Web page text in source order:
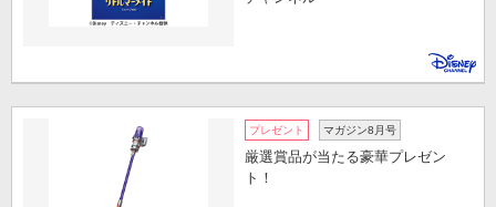
プレゼント マガジン8月号
厳選賞品が当たる豪華プレゼン
ト！